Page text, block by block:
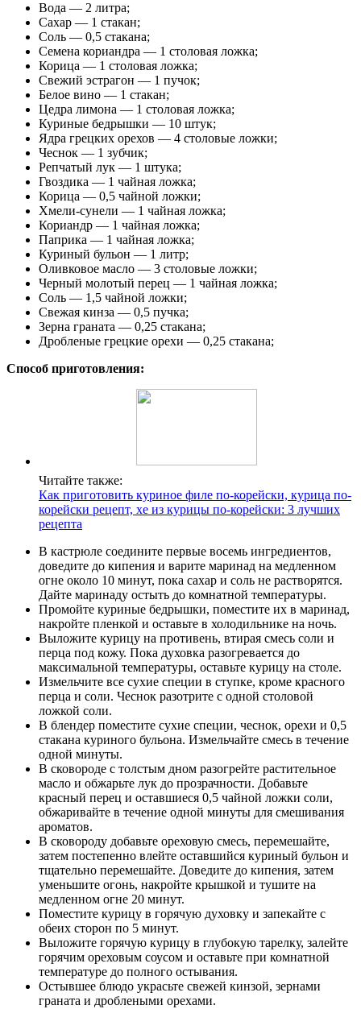
Вода — 2 литра;
Сахар — 1 стакан;
Соль — 0,5 стакана;
Семена кориандра — 1 столовая ложка;
Корица — 1 столовая ложка;
Свежий эстрагон — 1 пучок;
Белое вино — 1 стакан;
Цедра лимона — 1 столовая ложка;
Куриные бедрышки — 10 штук;
Ядра грецких орехов — 4 столовые ложки;
Чеснок — 1 зубчик;
Репчатый лук — 1 штука;
Гвоздика — 1 чайная ложка;
Корица — 0,5 чайной ложки;
Хмели-сунели — 1 чайная ложка;
Кориандр — 1 чайная ложка;
Паприка — 1 чайная ложка;
Куриный бульон — 1 литр;
Оливковое масло — 3 столовые ложки;
Черный молотый перец — 1 чайная ложка;
Соль — 1,5 чайной ложки;
Свежая кинза — 0,5 пучка;
Зерна граната — 0,25 стакана;
Дробленые грецкие орехи — 0,25 стакана;
Способ приготовления:
Читайте также:
Как приготовить куриное филе по-корейски, курица по-
корейски рецепт, хе из курицы по-корейски: 3 лучших
рецепта
В кастрюле соедините первые восемь ингредиентов,
доведите до кипения и варите маринад на медленном
огне около 10 минут, пока сахар и соль не растворятся.
Дайте маринаду остыть до комнатной температуры.
Промойте куриные бедрышки, поместите их в маринад,
накройте пленкой и оставьте в холодильнике на ночь.
Выложите курицу на противень, втирая смесь соли и
перца под кожу. Пока духовка разогревается до
максимальной температуры, оставьте курицу на столе.
Измельчите все сухие специи в ступке, кроме красного
перца и соли. Чеснок разотрите с одной столовой
ложкой соли.
В блендер поместите сухие специи, чеснок, орехи и 0,5
стакана куриного бульона. Измельчайте смесь в течение
одной минуты.
В сковороде с толстым дном разогрейте растительное
масло и обжарьте лук до прозрачности. Добавьте
красный перец и оставшиеся 0,5 чайной ложки соли,
обжаривайте в течение одной минуты для смешивания
ароматов.
В сковороду добавьте ореховую смесь, перемешайте,
затем постепенно влейте оставшийся куриный бульон и
тщательно перемешайте. Доведите до кипения, затем
уменьшите огонь, накройте крышкой и тушите на
медленном огне 20 минут.
Поместите курицу в горячую духовку и запекайте с
обеих сторон по 5 минут.
Выложите горячую курицу в глубокую тарелку, залейте
горячим ореховым соусом и оставьте при комнатной
температуре до полного остывания.
Остывшее блюдо украсьте свежей кинзой, зернами
граната и дроблеными орехами.